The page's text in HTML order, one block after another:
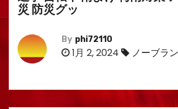
災 防災グッ
By phi72110
1月 2, 2024 ノーブラ